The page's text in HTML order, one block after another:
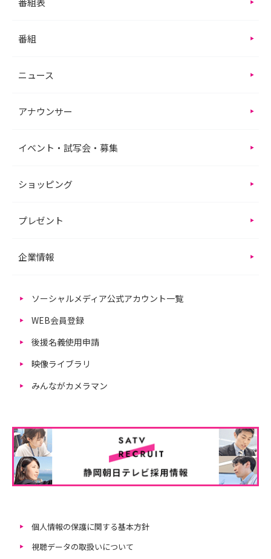
番組
ニュース
アナウンサー
イベント・試写会・募集
ショッピング
プレゼント
企業情報
ソーシャルメディア公式アカウント一覧
WEB会員登録
後援名義使用申請
映像ライブラリ
みんながカメラマン
個人情報の保護に関する基本方針
視聴データの取扱いについて